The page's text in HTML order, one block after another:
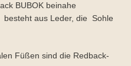
BUBOK beinahe
aus Leder, die Sohle
Füßen sind die Redback-